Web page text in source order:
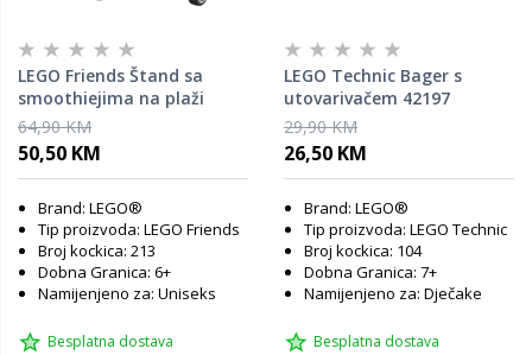
LEGO Friends Štand sa
smoothiejima na plaži
42625
64,90 KM
50,50 KM
Brand: LEGO®
Tip proizvoda: LEGO Friends
Broj kockica: 213
Dobna Granica: 6+
Namijenjeno za: Uniseks
Besplatna dostava
LEGO Technic Bager s
utovarivačem 42197
29,90 KM
26,50 KM
Brand: LEGO®
Tip proizvoda: LEGO Technic
Broj kockica: 104
Dobna Granica: 7+
Namijenjeno za: Dječake
Besplatna dostava